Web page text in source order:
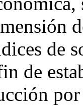
de
de